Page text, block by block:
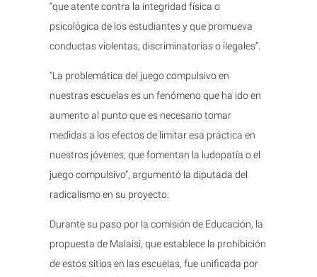
“que atente contra la integridad física o
psicológica de los estudiantes y que promueva
conductas violentas, discriminatorias o ilegales”.
“La problemática del juego compulsivo en
nuestras escuelas es un fenómeno que ha ido en
aumento al punto que es necesario tomar
medidas a los efectos de limitar esa práctica en
nuestros jóvenes, que fomentan la ludopatía o el
juego compulsivo”, argumentó la diputada del
radicalismo en su proyecto.
Durante su paso por la comisión de Educación, la
propuesta de Malaisi, que establece la prohibición
de estos sitios en las escuelas, fue unificada por